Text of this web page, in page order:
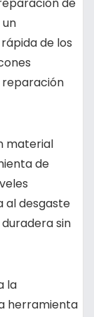
de los
material
de
al desgaste
sin
la
herramienta